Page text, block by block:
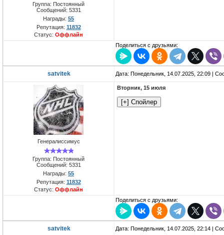
Группа: Постоянный
Сообщений: 5331
Награды: 55
Репутация: 11832
Статус: Оффлайн
Поделиться с друзьями:
satvitek Дата: Понедельник, 14.07.2025, 22:09 |
Генералиссимус
Группа: Постоянный
Сообщений: 5331
Награды: 55
Репутация: 11832
Статус: Оффлайн
Вторник, 15 июля
Поделиться с друзьями:
satvitek Дата: Понедельник, 14.07.2025, 22:14 |